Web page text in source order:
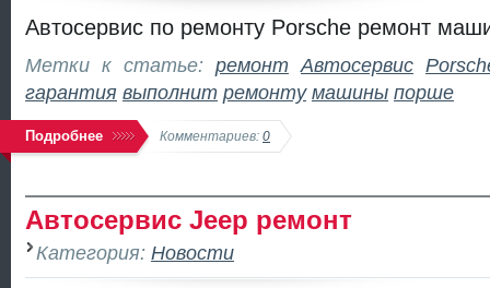
Автосервис по ремонту Porsche ремонт
Метки к статье: ремонт Автосервис
гарантия выполнит ремонту машины порше
Подробнее Комментариев: 0
Автосервис Jeep ремонт
Категория: Новости